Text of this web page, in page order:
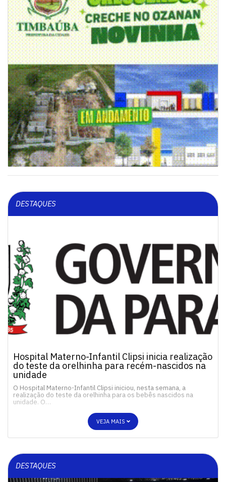
DESTAQUES
Hospital Materno-Infantil Clipsi inicia realização
do teste da orelhinha para recém-nascidos na
unidade
O Hospital Materno-Infantil Clipsi iniciou, nesta semana, a
realização do teste da orelhinha para os bebês nascidos na
unidade. O…
VEJA MAIS
DESTAQUES